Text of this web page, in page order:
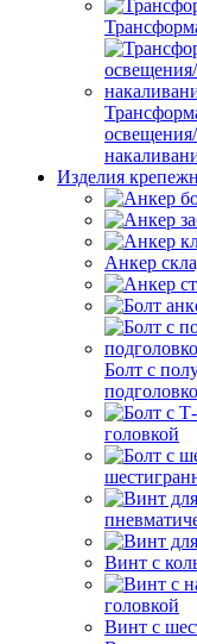
Изделия
Анкер
Болт с
головкой
Винт с
головкой
Винт с